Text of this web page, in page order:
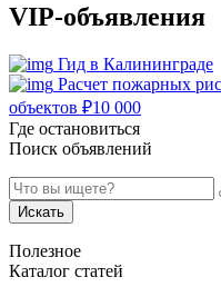
VIP-объявления
Гид в Калининграде
Расчет пожарных
объектов ₽10 000
Где остановиться
Поиск объявлений
Искать
Полезное
Каталог статей